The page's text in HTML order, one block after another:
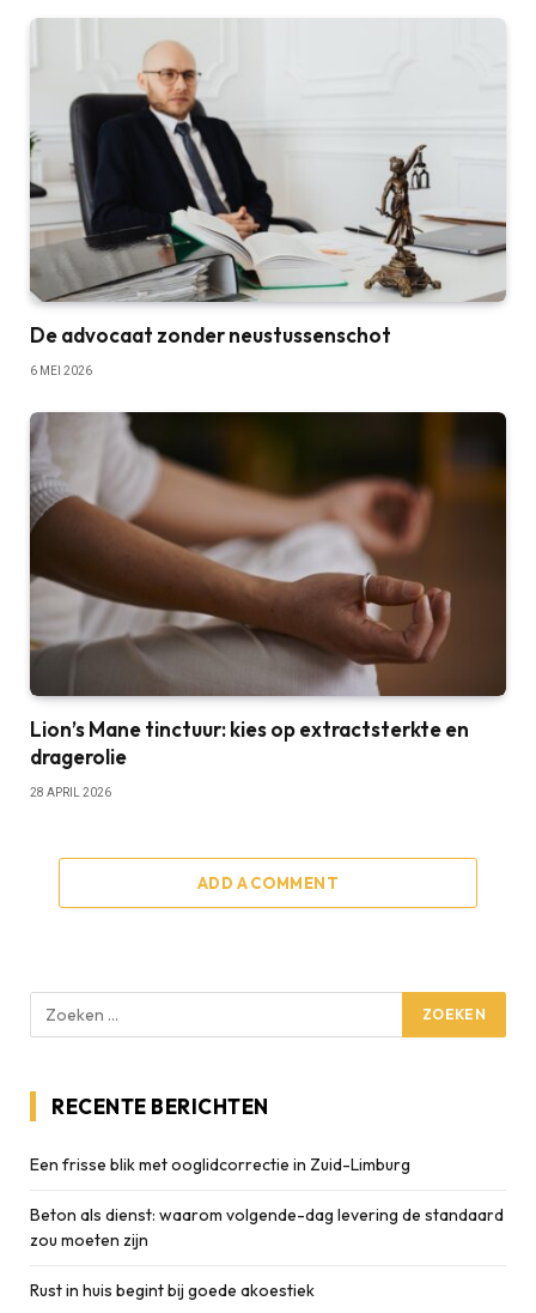
De advocaat zonder neustussenschot
6 MEI 2026
Lion’s Mane tinctuur: kies op extractsterkte en
dragerolie
28 APRIL 2026
ADD A COMMENT
RECENTE BERICHTEN
Een frisse blik met ooglidcorrectie in Zuid-Limburg
Beton als dienst: waarom volgende-dag levering de standaard
zou moeten zijn
Rust in huis begint bij goede akoestiek